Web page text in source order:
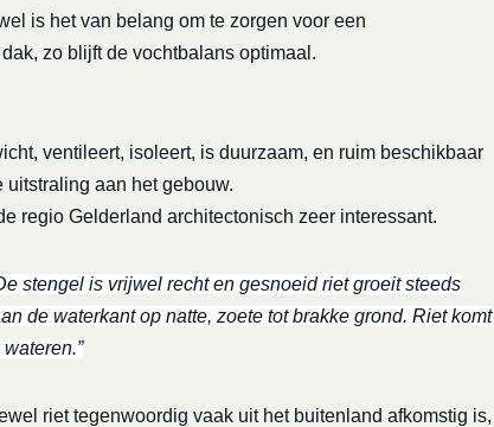
is het van belang om te zorgen voor een
zo blijft de vochtbalans optimaal.
ventileert, isoleert, is duurzaam, en ruim beschikbaar
aan het gebouw.
regio Gelderland architectonisch zeer interessant.
stengel is vrijwel recht en gesnoeid riet groeit steeds
de waterkant op natte, zoete tot brakke grond. Riet komt
riet tegenwoordig vaak uit het buitenland afkomstig is,